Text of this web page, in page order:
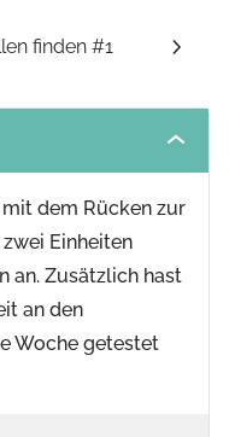
finden #1
dem Rücken zur
Einheiten
an. Zusätzlich hast
an den
Woche getestet